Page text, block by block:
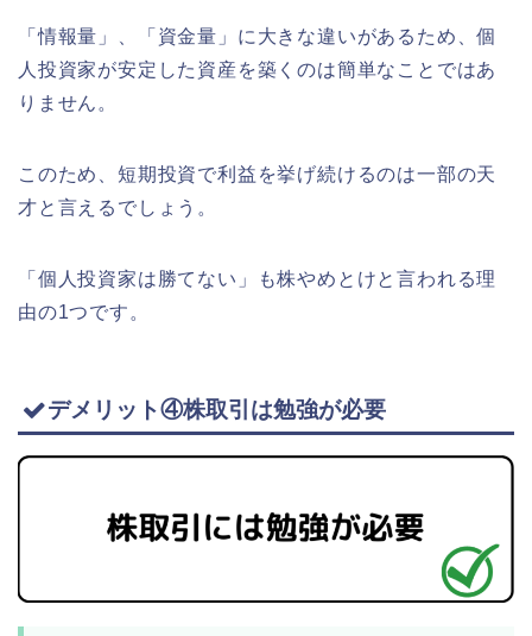
「情報量」、「資金量」に大きな違いがあるため、個
人投資家が安定した資産を築くのは簡単なことではあ
りません。
このため、短期投資で利益を挙げ続けるのは一部の天
才と言えるでしょう。
「個人投資家は勝てない」も株やめとけと言われる理
由の1つです。
デメリット④株取引は勉強が必要